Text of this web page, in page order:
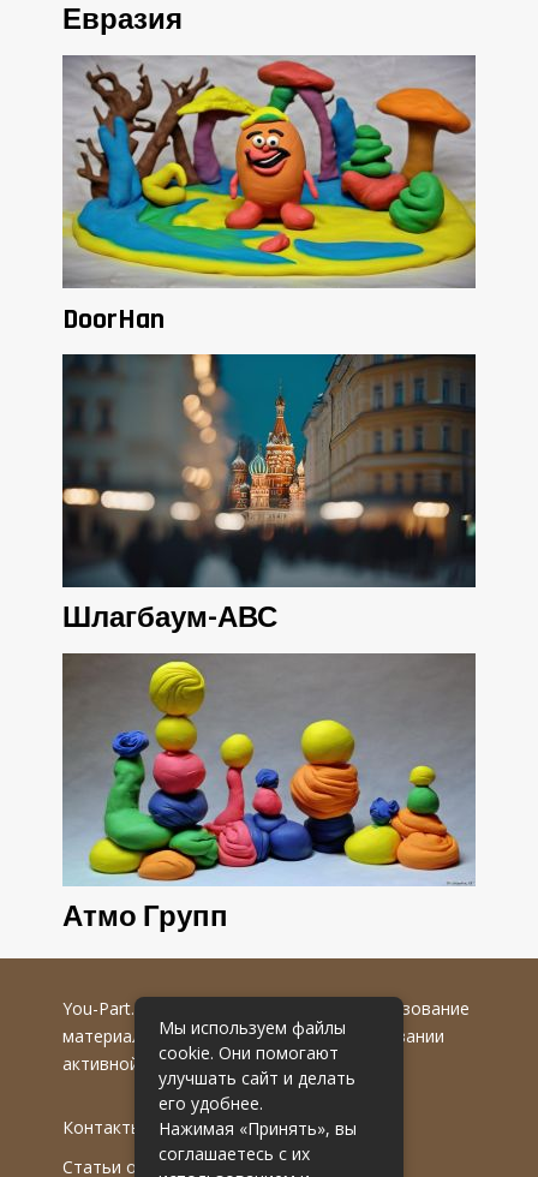
Евразия
DoorHan
Шлагбаум-АВС
Атмо Групп
You-Part.ru
© 2016-2022 гг. Любое использование
материалов допускается только при указании
активной гиперссылки на первоисточник.
Контакты
Статьи от эксперта
Мы используем файлы
cookie. Они помогают
улучшать сайт и делать
его удобнее.
Нажимая «Принять», вы
соглашаетесь с их